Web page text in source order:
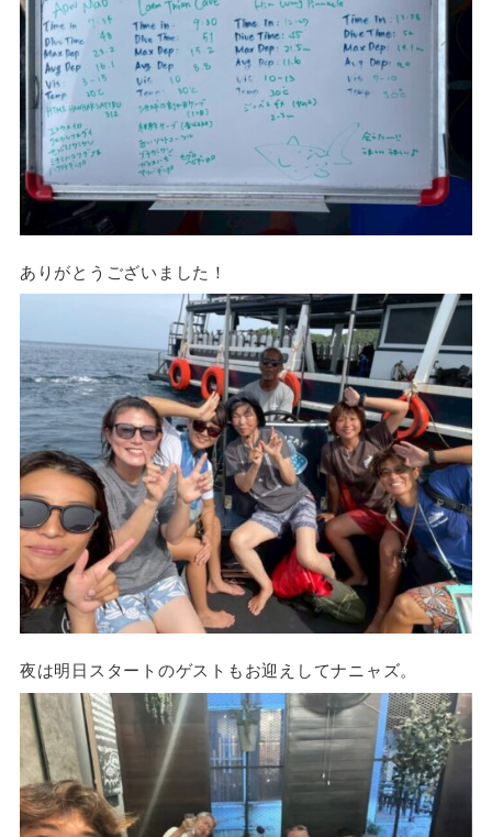
ありがとうございました！
夜は明日スタートのゲストもお迎えしてナニャズ。